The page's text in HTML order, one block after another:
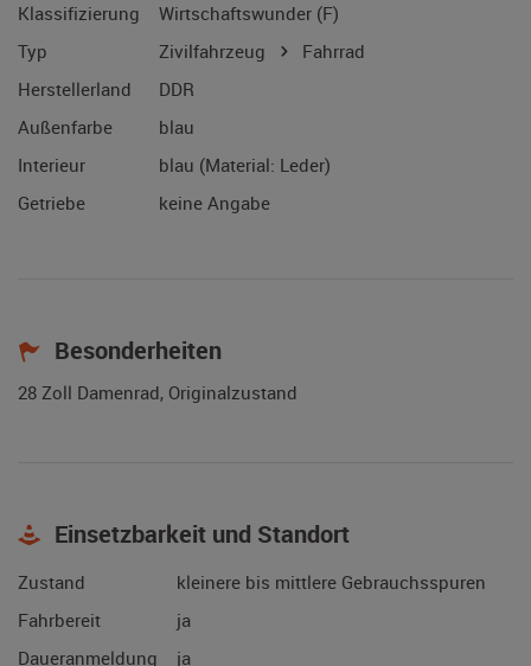
Klassifizierung
Wirtschaftswunder (F)
Typ
Zivilfahrzeug
Fahrrad
Herstellerland
DDR
Außenfarbe
blau
Interieur
blau (Material: Leder)
Getriebe
keine Angabe
Besonderheiten
28 Zoll Damenrad, Originalzustand
Einsetzbarkeit und Standort
Zustand
kleinere bis mittlere Gebrauchsspuren
Fahrbereit
ja
Daueranmeldung
ja